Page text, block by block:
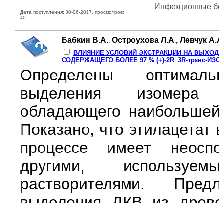
Дата поступления: 30-06-2017, просмотров:
40
Инфекционные
Бабкин В.А., Остроухова Л.А., Левчук
ВЛИЯНИЕ УСЛОВИЙ ЭКСТРАКЦИИ НА
СОДЕРЖАЩЕГО БОЛЕЕ 97 % (+)-2R, 3R-транс-
Определены
выделения изомера
обладающего
Показано, что этилацетат
процессе имеет
другими,
растворителями.